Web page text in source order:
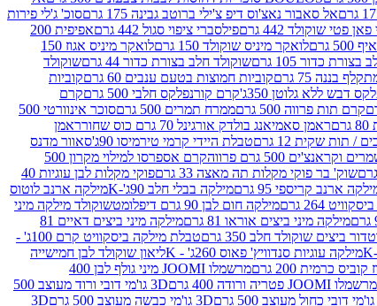
אל סאבור נאצ'וס דיפ צ'ילי ברוטב גבינה 175 גרם
סוכ' ג'לי פירות
פטי שוקולד 442 גרם פילסברי ציפוי סגול 442 גרם
אפיפית 200
גרם לואקר מיניס שוקולד 150 גרם
לואקר מיניס אגוז 150
כדור 105 גרם שוקולד חלב בצורת כדור 44 גרם
שוקולד
בננה 75 גרם קוביות חמוצות בטעם ענבים 60 גרם
קוביות
דבש ללא גלוטן 350ג' קרם קורנפלקס חלבי 500 גרם
קרם
קרם תות פרווה 500 גרם ממרח תמרים 500 גרם
סוכר אינוורטי 500
ראמן סאמיאנג בולדק אורגינל 70 גרם כוס שחור
ראמן
תות שקית 12 גרם טבלת היידי קרמי טירמיסו 90ג'
סאוור מדנס
500 גרם פרווה
קרם אספרסו למילוי מקרון 500
שוק' בר פוקי מקלות תה מאצה 33 גרם
פוקי מקלות לבן עוגיות 40
ארנב קריספי 95 גרם מילקה בבלי חלב 90ג'-K
מילקה ארנב לוטוס
264 גרם מילקה חום לבן 90 גרם דיפלומט
שוקולד מילקה מיני
מילקה מיני ביצים אוראו 81 גרם
מילקה מיני ביצים דאיים 81
ביצים שוקולד חלב 350 גרם
טבלת מילקה ביסקוויט קרם 100ג' -
מילקה עוגיות סנדוויץ' פאוס 260ג' - K
ליאון שוקולד לבן חמישייה
כרמית 200 גרם
מרשמלו JOOMI מיני גולף לבן 400
מרשמלו JOOMI פטריה ורודה 400 גרם
3D גו'מי דובי ורוד מעוצב 500
3D גו'מי כבשה מעוצב 500 גרם
3D